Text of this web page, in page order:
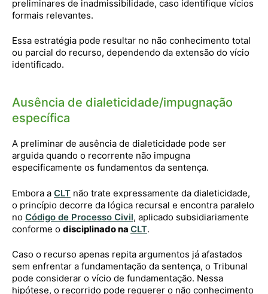
preliminares de inadmissibilidade, caso identifique vícios
formais relevantes.
Essa estratégia pode resultar no não conhecimento total
ou parcial do recurso, dependendo da extensão do vício
identificado.
Ausência de dialeticidade/impugnação
específica
A preliminar de ausência de dialeticidade pode ser
arguida quando o recorrente não impugna
especificamente os fundamentos da sentença.
Embora a CLT não trate expressamente da dialeticidade,
o princípio decorre da lógica recursal e encontra paralelo
no Código de Processo Civil, aplicado subsidiariamente
conforme o disciplinado na CLT.
Caso o recurso apenas repita argumentos já afastados
sem enfrentar a fundamentação da sentença, o Tribunal
pode considerar o vício de fundamentação. Nessa
hipótese, o recorrido pode requerer o não conhecimento